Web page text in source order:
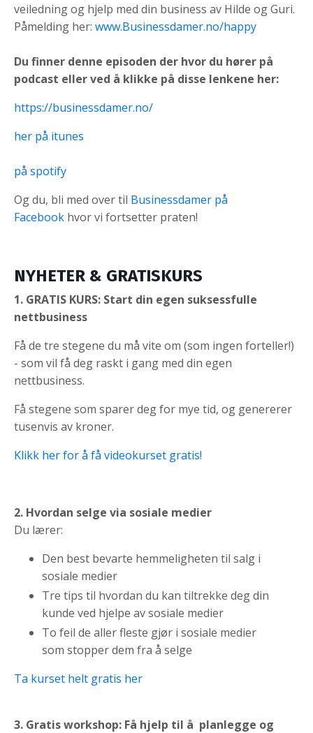
veiledning og hjelp med din business av Hilde og Guri.
Påmelding her: www.Businessdamer.no/happy
Du finner denne episoden der hvor du hører på
podcast eller ved å klikke på disse lenkene her:
https://businessdamer.no/
her på itunes
på spotify
Og du, bli med over til Businessdamer på
Facebook hvor vi fortsetter praten!
NYHETER & GRATISKURS
1. GRATIS KURS: Start din egen suksessfulle
nettbusiness
Få de tre stegene du må vite om (som ingen forteller!)
- som vil få deg raskt i gang med din egen
nettbusiness.
Få stegene som sparer deg for mye tid, og genererer
tusenvis av kroner.
Klikk her for å få videokurset gratis!
2. Hvordan selge via sosiale medier
Du lærer:
Den best bevarte hemmeligheten til salg i
sosiale medier
Tre tips til hvordan du kan tiltrekke deg din
kunde ved hjelpe av sosiale medier
To feil de aller fleste gjør i sosiale medier
som stopper dem fra å selge
Ta kurset helt gratis her
3. Gratis workshop: Få hjelp til å planlegge og